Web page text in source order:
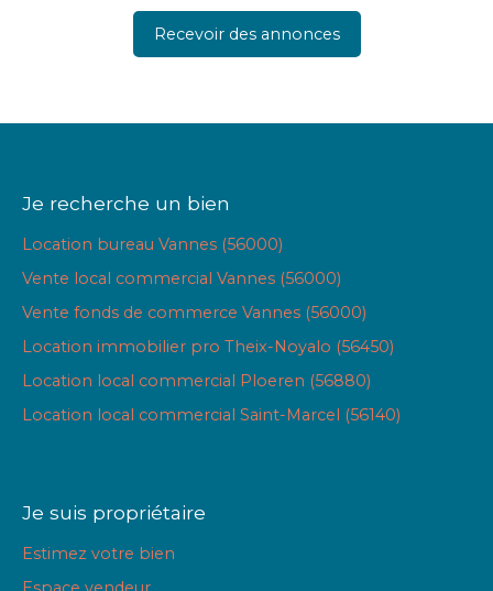
Recevoir des annonces
Je recherche un bien
Location bureau Vannes (56000)
Vente local commercial Vannes (56000)
Vente fonds de commerce Vannes (56000)
Location immobilier pro Theix-Noyalo (56450)
Location local commercial Ploeren (56880)
Location local commercial Saint-Marcel (56140)
Je suis propriétaire
Estimez votre bien